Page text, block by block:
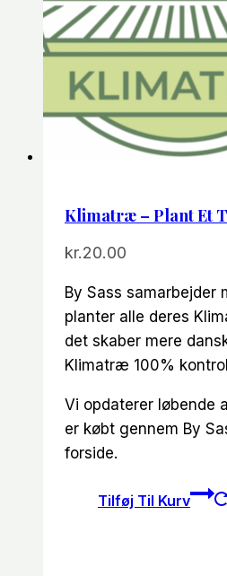
Klimatræ – Plant Et
kr.20.00
By Sass samarbejder
planter alle deres
det skaber mere
Klimatræ 100%
Vi opdaterer løbende
er købt gennem By
forside.
Tilføj Til Kurv